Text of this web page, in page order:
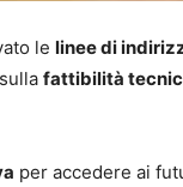
le linee di
fattibilità
per accedere ai